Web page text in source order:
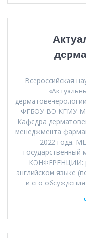
Всероссийская
ФГБОУ ВО КГМУ
Кафедра
менеджмента
2022 года.
государственный
КОНФЕРЕНЦИИ:
английском языке
и его